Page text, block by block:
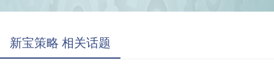
新宝策略 相关话题